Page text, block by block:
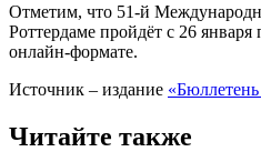
Отметим, что 51-й
Роттердаме пройдёт с 26 января
онлайн-формате.
Источник – издание
Читайте также